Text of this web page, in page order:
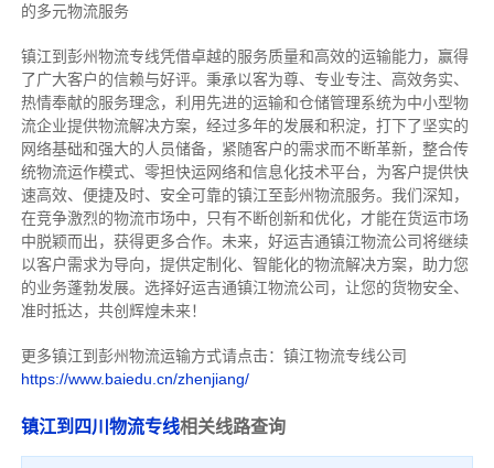
的多元物流服务
镇江到彭州物流专线凭借卓越的服务质量和高效的运输能力，赢得
了广大客户的信赖与好评。 秉承以客为尊、专业专注、高效务实、
热情奉献的服务理念，利用先进的运输和仓储管理系统为中小型物
流企业提供物流解决方案，经过多年的发展和积淀，打下了坚实的
网络基础和强大的人员储备，紧随客户的需求而不断革新，整合传
统物流运作模式、零担快运网络和信息化技术平台，为客户提供快
速高效、便捷及时、安全可靠的镇江至彭州物流服务。 我们深知，
在竞争激烈的物流市场中，只有不断创新和优化，才能在货运市场
中脱颖而出，获得更多合作。 未来，好运吉通镇江物流公司将继续
以客户需求为导向，提供定制化、智能化的物流解决方案，助力您
的业务蓬勃发展。选择好运吉通镇江物流公司，让您的货物安全、
准时抵达，共创辉煌未来！
更多镇江到彭州物流运输方式请点击：镇江物流专线公司
https://www.baiedu.cn/zhenjiang/
镇江到四川物流专线相关线路查询